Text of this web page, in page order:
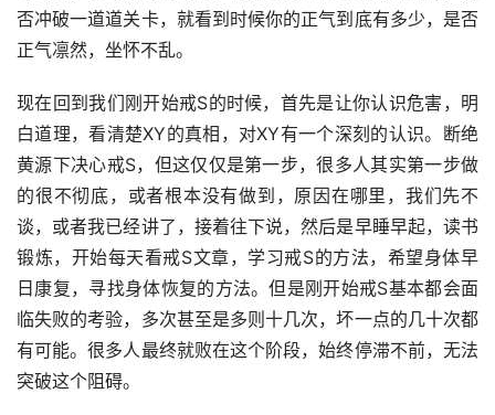
否冲破一道道关卡，就看到时候你的正气到底有多少，是否
正气凛然，坐怀不乱。
现在回到我们刚开始戒S的时候，首先是让你认识危害，明
白道理，看清楚XY的真相，对XY有一个深刻的认识。断绝
黄源下决心戒S，但这仅仅是第一步，很多人其实第一步做
的很不彻底，或者根本没有做到，原因在哪里，我们先不
谈，或者我已经讲了，接着往下说，然后是早睡早起，读书
锻炼，开始每天看戒S文章，学习戒S的方法，希望身体早
日康复，寻找身体恢复的方法。但是刚开始戒S基本都会面
临失败的考验，多次甚至是多则十几次，坏一点的几十次都
有可能。很多人最终就败在这个阶段，始终停滞不前，无法
突破这个阻碍。